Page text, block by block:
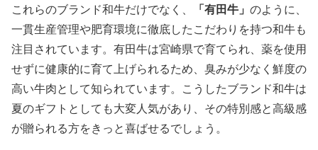
これらのブランド和牛だけでなく、 「有田牛」 のように、
一貫生産管理や肥育環境に徹底したこだわりを持つ和牛も
注目されています。有田牛は宮崎県で育てられ、薬を使用
せずに健康的に育て上げられるため、臭みが少なく鮮度の
高い牛肉として知られています。こうしたブランド和牛は
夏のギフトとしても大変人気があり、その特別感と高級感
が贈られる方をきっと喜ばせるでしょう。